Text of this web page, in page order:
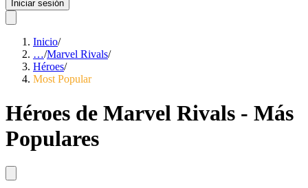
Iniciar sesión
Inicio/
…/Marvel Rivals/
Héroes/
Most Popular
Héroes de Marvel Rivals - Más
Populares